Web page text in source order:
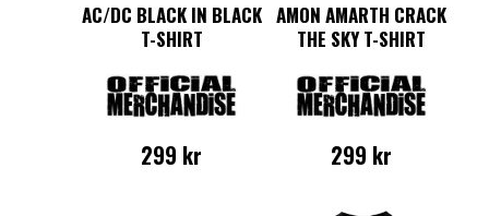
AC/DC BLACK IN BLACK
T-SHIRT
299 kr
AMON AMARTH CRACK
THE SKY T-SHIRT
299 kr